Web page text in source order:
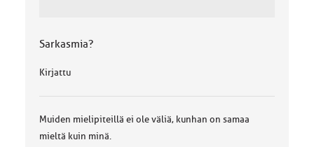
Sarkasmia?
Kirjattu
Muiden mielipiteillä ei ole väliä, kunhan on samaa
mieltä kuin minä.